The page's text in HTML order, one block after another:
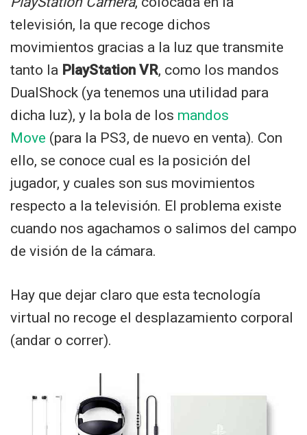
televisión, la que recoge dichos
movimientos gracias a la luz que transmite
tanto la PlayStation VR, como los mandos
DualShock (ya tenemos una utilidad para
dicha luz), y la bola de los mandos
Move (para la PS3, de nuevo en venta). Con
ello, se conoce cual es la posición del
jugador, y cuales son sus movimientos
respecto a la televisión. El problema existe
cuando nos agachamos o salimos del campo
de visión de la cámara.
Hay que dejar claro que esta tecnología
virtual no recoge el desplazamiento corporal
(andar o correr).